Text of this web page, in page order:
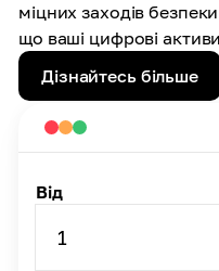
міцних заходів
що ваші цифрові
Дізнайтесь більше
Від
1